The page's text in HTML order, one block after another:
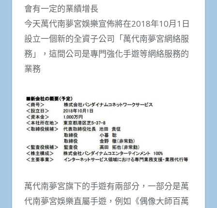
會有一定的業績增長
今天萬代南夢宮娛樂宣佈將在2018年10月1日
設立一個新的全資子公司「萬代南夢宮網絡服
務」，這間公司是專門強化手遊等網絡服務的
業務
萬代南夢宮旗下的手遊有兩部分，一部分是萬
代南夢宮娛樂直屬手遊，例如《偶像大師百萬